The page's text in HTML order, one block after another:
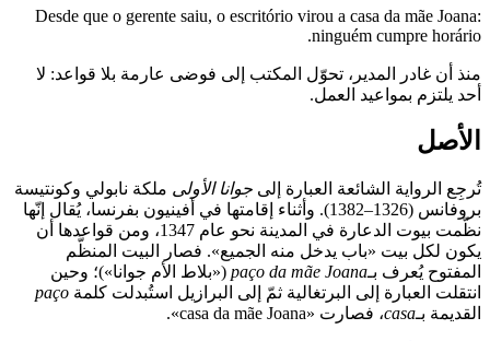
Desde que o gerente saiu, o escritório virou a casa da mãe Joana:
ninguém cumpre horário.
منذ أن غادر المدير، تحوّل المكتب إلى فوضى عارمة بلا قواعد: لا
أحد يلتزم بمواعيد العمل.
الأصل
تُرجِع الرواية الشائعة العبارة إلى جوانا الأولى ملكة نابولي وكونتيسة
بروفانس (1326–1382). وأثناء إقامتها في أفينيون بفرنسا، يُقال إنّها
نظّمت بيوت الدعارة في المدينة نحو عام 1347، ومن قواعدها أن
يكون لكل بيت «باب يدخل منه الجميع». فصار البيت المنظَّم
المفتوح يُعرف بـpaço da mãe Joana («بلاط الأم جوانا»)؛ وحين
انتقلت العبارة إلى البرتغالية ثمّ إلى البرازيل استُبدلت كلمة paço
القديمة بـcasa، فصارت «casa da mãe Joana».